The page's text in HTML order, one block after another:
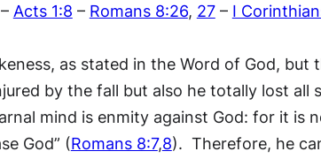
– Acts 1:8 – Romans 8:26, 27– I
as stated in the Word of God,
by the fall but also he totally lost all
mind is enmity against God: for it is
God” (Romans 8:7,8). Therefore, he